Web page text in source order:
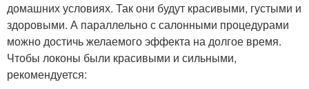
домашних условиях. Так они будут красивыми, густыми и
здоровыми. А параллельно с салонными процедурами
можно достичь желаемого эффекта на долгое время.
Чтобы локоны были красивыми и сильными,
рекомендуется: